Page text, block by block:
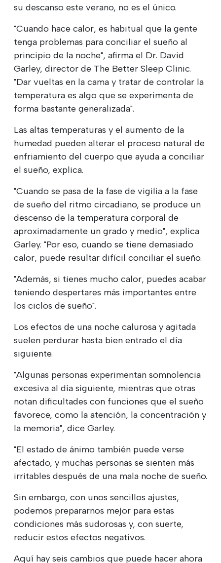
su descanso este verano, no es el único.
"Cuando hace calor, es habitual que la gente
tenga problemas para conciliar el sueño al
principio de la noche", afirma el Dr. David
Garley, director de The Better Sleep Clinic.
"Dar vueltas en la cama y tratar de controlar la
temperatura es algo que se experimenta de
forma bastante generalizada".
Las altas temperaturas y el aumento de la
humedad pueden alterar el proceso natural de
enfriamiento del cuerpo que ayuda a conciliar
el sueño, explica.
"Cuando se pasa de la fase de vigilia a la fase
de sueño del ritmo circadiano, se produce un
descenso de la temperatura corporal de
aproximadamente un grado y medio", explica
Garley. "Por eso, cuando se tiene demasiado
calor, puede resultar difícil conciliar el sueño.
"Además, si tienes mucho calor, puedes acabar
teniendo despertares más importantes entre
los ciclos de sueño".
Los efectos de una noche calurosa y agitada
suelen perdurar hasta bien entrado el día
siguiente.
"Algunas personas experimentan somnolencia
excesiva al día siguiente, mientras que otras
notan dificultades con funciones que el sueño
favorece, como la atención, la concentración y
la memoria", dice Garley.
"El estado de ánimo también puede verse
afectado, y muchas personas se sienten más
irritables después de una mala noche de sueño.
Sin embargo, con unos sencillos ajustes,
podemos prepararnos mejor para estas
condiciones más sudorosas y, con suerte,
reducir estos efectos negativos.
Aquí hay seis cambios que puede hacer ahora